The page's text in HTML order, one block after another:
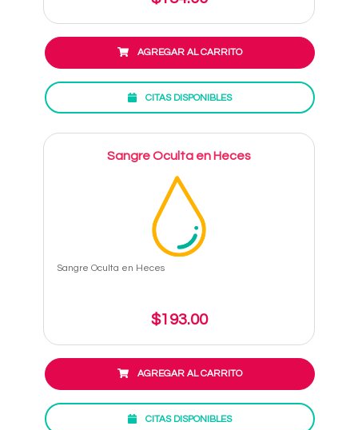
AGREGAR AL CARRITO
CITAS DISPONIBLES
Sangre Oculta en Heces
Sangre Oculta en Heces
$193.00
AGREGAR AL CARRITO
CITAS DISPONIBLES